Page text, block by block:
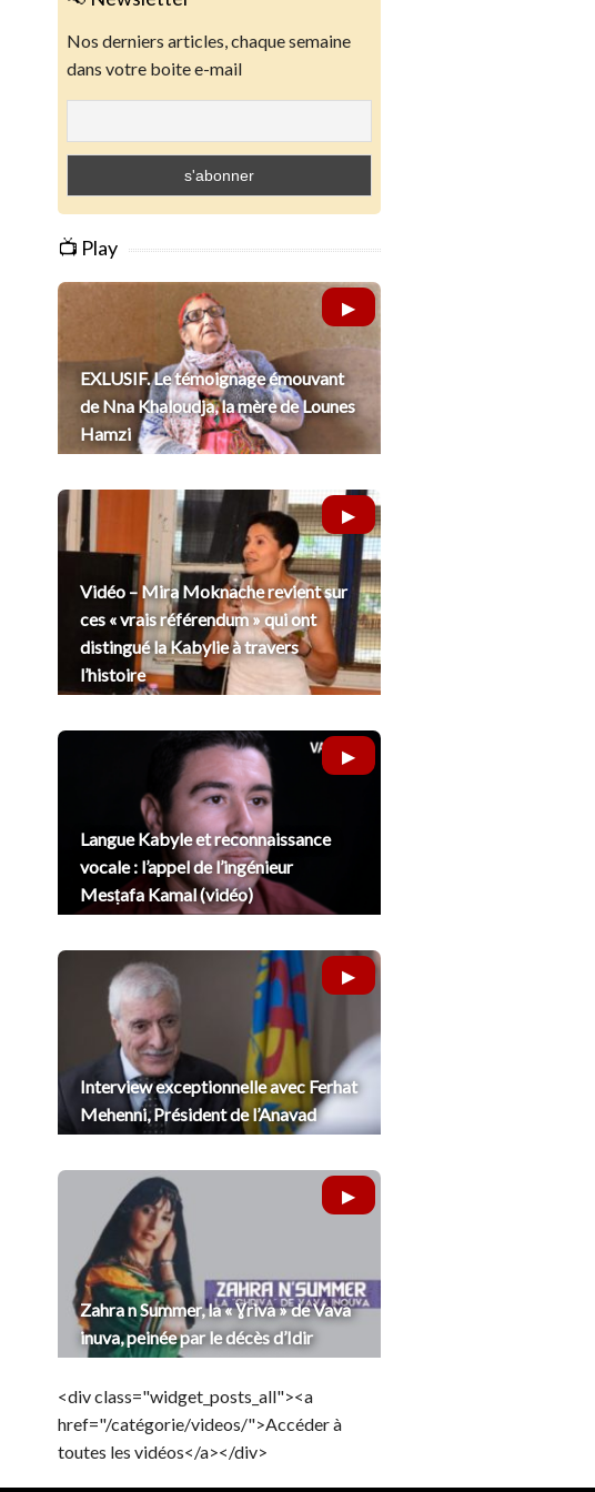
Nos derniers articles, chaque semaine
dans votre boite e-mail
📺 Play
EXLUSIF. Le témoignage émouvant
de Nna Khaloudja, la mère de Lounes
Hamzi
Vidéo – Mira Moknache revient sur
ces « vrais référendum » qui ont
distingué la Kabylie à travers
l’histoire
Langue Kabyle et reconnaissance
vocale : l’appel de l’ingénieur
Mesṭafa Kamal (vidéo)
Interview exceptionnelle avec Ferhat
Mehenni, Président de l’Anavad
Zahra n Summer, la « Ɣriva » de Vava
inuva, peinée par le décès d’Idir
<div class="widget_posts_all"><a
href="/catégorie/videos/">Accéder à
toutes les vidéos</a></div>